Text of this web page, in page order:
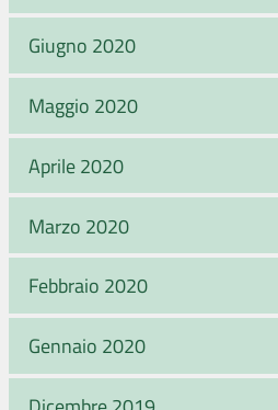
Giugno 2020
Maggio 2020
Aprile 2020
Marzo 2020
Febbraio 2020
Gennaio 2020